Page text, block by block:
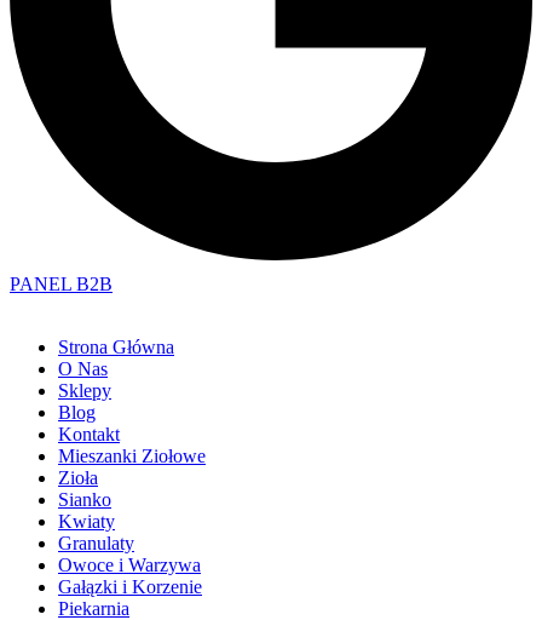
PANEL B2B
Strona Główna
O Nas
Sklepy
Blog
Kontakt
Mieszanki Ziołowe
Zioła
Sianko
Kwiaty
Granulaty
Owoce i Warzywa
Gałązki i Korzenie
Piekarnia